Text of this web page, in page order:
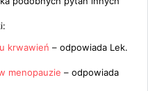
krwawień – odpowiada Lek.
menopauzie – odpowiada